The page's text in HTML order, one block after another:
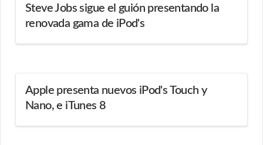
Steve Jobs sigue el guión presentando la
renovada gama de iPod's
Apple presenta nuevos iPod's Touch y
Nano, e iTunes 8